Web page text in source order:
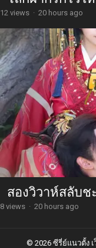
12 views · 20 hours ago
สองวิวาห์สลับช
8 views · 20 hours ago
© 2026 ซีรี่ย์แนวตั้ง